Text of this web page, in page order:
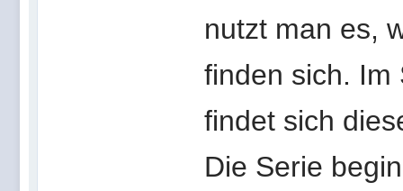
nutzt man es,
finden sich. Im
findet sich
Die Serie